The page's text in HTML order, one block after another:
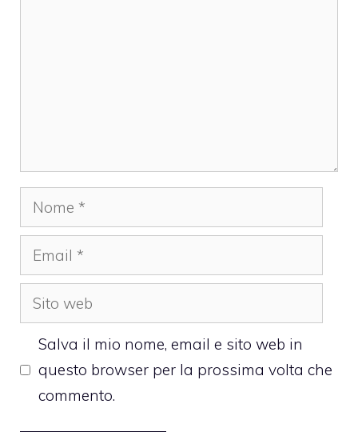
Nome
Email
Sito
web
Salva il mio nome, email e sito web in
questo browser per la prossima volta che
commento.